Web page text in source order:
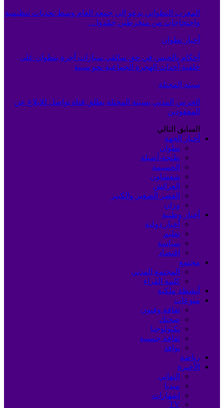
المغرب التطواني يدعو إلى جمعه العام وسط تحديات تنظيمية
واحتجاجات من منخرطين جمّدوا…
أخبار تطوان
أحكام بالحبس في حق سائقي سيارات أجرة بتطوان على
خلفية أحداث الهجرة الجماعية نحو سبتة
سبته المحتلة
الحرس المدني بسبتة المحتلة يطلق قناة تواصل للإبلاغ عن
المفقودين
السابق التالي
أخبار الجهة
تطوان
طنجة-أصيلة
الحسيمة
شفشاون
العرائش
القصر الصغير والكبير
وزان
أخبار وطنية
أخبار دولية
تعليم
سياسة
اقتصاد
مجتمع
المجتمع المدني
كلمة القراء
أنشطة ملكية
منوعات
ثقافة وفنون
صحتك
تكنولوجيا
ثقافة جنسية
نوافذ
رياضة
الأخيرة
التهاني
ميديا
إشهارات
TV